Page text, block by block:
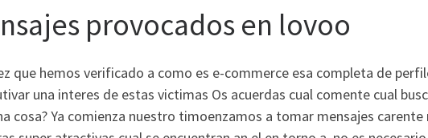
provocados en lovoo
que hemos verificado a como es e-commerce esa completa de
una interes de estas victimas Os acuerdas cual comente cual
cosa? Ya comienza nuestro timoenzamos a tomar mensajes